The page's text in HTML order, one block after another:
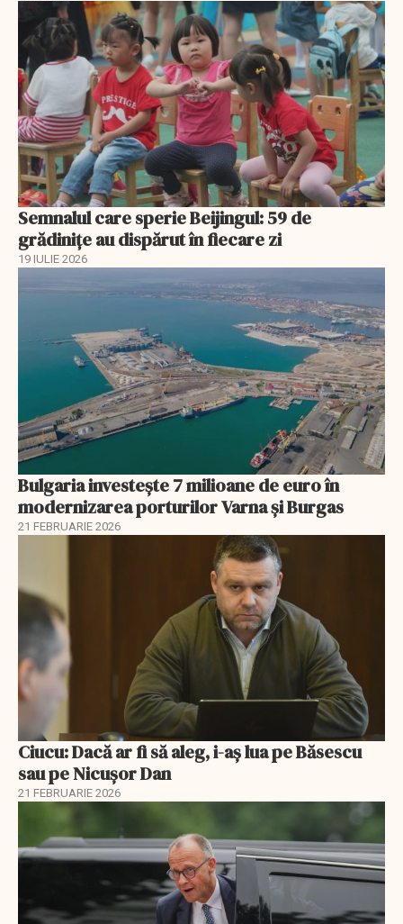
Semnalul care sperie Beijingul: 59 de
grădinițe au dispărut în fiecare zi
19 IULIE 2026
Bulgaria investește 7 milioane de euro în
modernizarea porturilor Varna și Burgas
21 FEBRUARIE 2026
Ciucu: Dacă ar fi să aleg, i-aș lua pe Băsescu
sau pe Nicușor Dan
21 FEBRUARIE 2026